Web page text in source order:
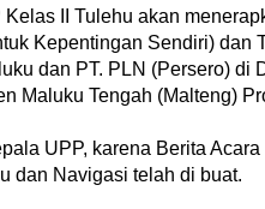
II Tulehu akan
Kepentingan Sendiri) dan
dan PT. PLN (Persero) di
Maluku Tengah (Malteng)
UPP, karena Berita
dan Navigasi telah di buat.